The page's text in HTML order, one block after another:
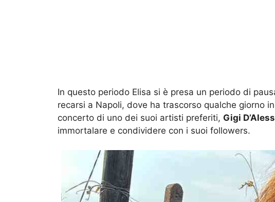
In questo periodo Elisa si è presa un periodo di
recarsi a Napoli, dove ha trascorso qualche giorno
concerto di uno dei suoi artisti preferiti, Gigi
immortalare e condividere con i suoi followers.